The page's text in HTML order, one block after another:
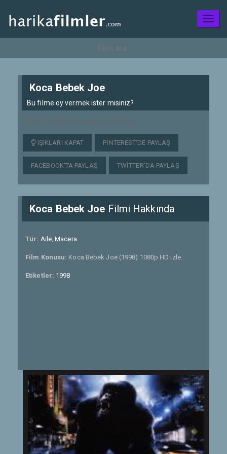
Koca Bebek Joe
Bu filme oy vermek ister misiniz?
IŞIKLARI KAPAT PINTEREST'DE PAYLAŞ
FACEBOOK'TA PAYLAŞ TWITTER'DA PAYLAŞ
Koca Bebek Joe Filmi Hakkında
Tür: Aile,Macera
Film Konusu: Koca Bebek Joe (1998) 1080p HD izle.
Etiketler: 1998